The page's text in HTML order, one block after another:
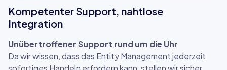
Kompetenter Support, nahtlose
Integration ​
​Unübertroffener Support rund um die Uhr​
Da wir wissen, dass das Entity Management jederzeit